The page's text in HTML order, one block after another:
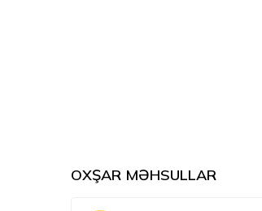
OXŞAR MƏHSULLAR